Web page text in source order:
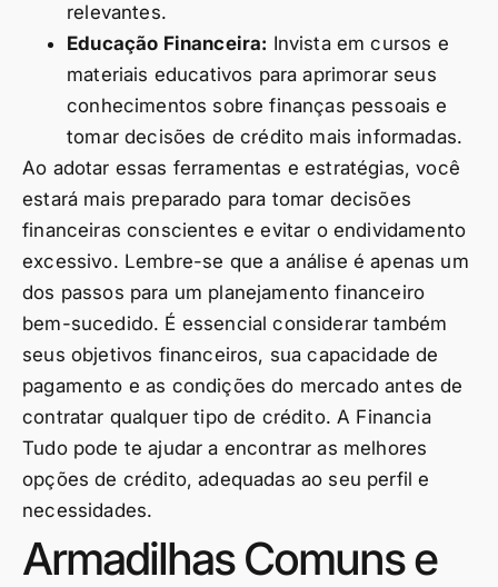
relevantes.
Educação Financeira: Invista em cursos e
materiais educativos para aprimorar seus
conhecimentos sobre finanças pessoais e
tomar decisões de crédito mais informadas.
Ao adotar essas ferramentas e estratégias, você
estará mais preparado para tomar decisões
financeiras conscientes e evitar o endividamento
excessivo. Lembre-se que a análise é apenas um
dos passos para um planejamento financeiro
bem-sucedido. É essencial considerar também
seus objetivos financeiros, sua capacidade de
pagamento e as condições do mercado antes de
contratar qualquer tipo de crédito. A Financia
Tudo pode te ajudar a encontrar as melhores
opções de crédito, adequadas ao seu perfil e
necessidades.
Armadilhas Comuns e